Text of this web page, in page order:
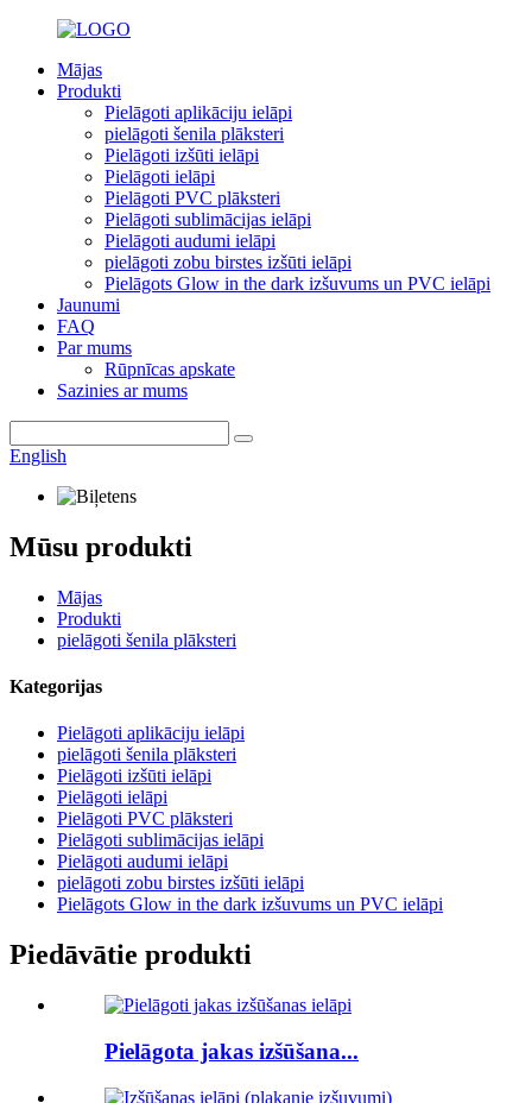
Mājas
Produkti
Pielāgoti aplikāciju ielāpi
pielāgoti šenila plāksteri
Pielāgoti izšūti ielāpi
Pielāgoti ielāpi
Pielāgoti PVC plāksteri
Pielāgoti sublimācijas ielāpi
Pielāgoti audumi ielāpi
pielāgoti zobu birstes izšūti ielāpi
Pielāgots Glow in the dark izšuvums un PVC ielāpi
Jaunumi
FAQ
Par mums
Rūpnīcas apskate
Sazinies ar mums
English
Mūsu produkti
Mājas
Produkti
pielāgoti šenila plāksteri
Kategorijas
Pielāgoti aplikāciju ielāpi
pielāgoti šenila plāksteri
Pielāgoti izšūti ielāpi
Pielāgoti ielāpi
Pielāgoti PVC plāksteri
Pielāgoti sublimācijas ielāpi
Pielāgoti audumi ielāpi
pielāgoti zobu birstes izšūti ielāpi
Pielāgots Glow in the dark izšuvums un PVC ielāpi
Piedāvātie produkti
Pielāgota jakas izšūšana...